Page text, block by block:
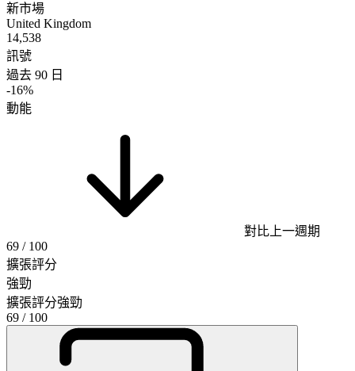
新市場
United Kingdom
14,538
訊號
過去 90 日
-16%
動能
對比上一週期
69 / 100
擴張評分
強勁
擴張評分強勁
69 / 100